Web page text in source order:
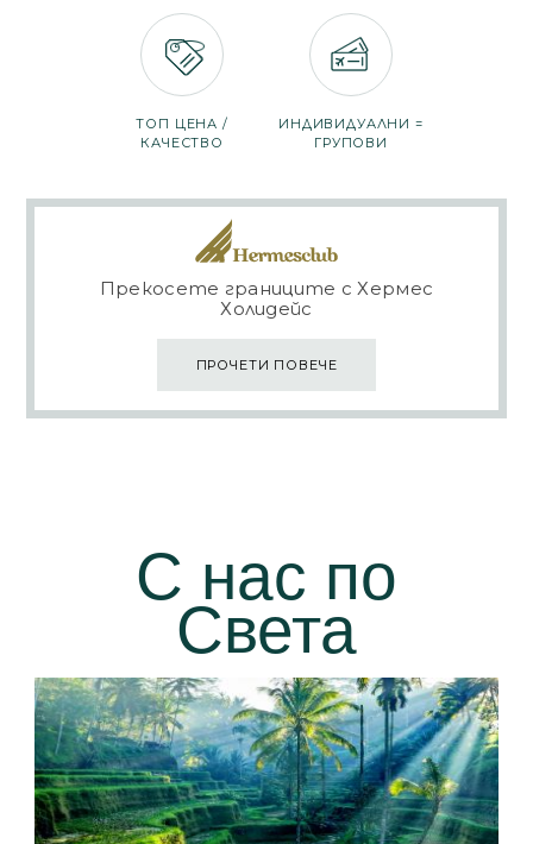
ТОП ЦЕНА /
КАЧЕСТВО
ИНДИВИДУАЛНИ =
ГРУПОВИ
Прекосете границите с Хермес
Холидейс
ПРОЧЕТИ ПОВЕЧЕ
С нас по
Света